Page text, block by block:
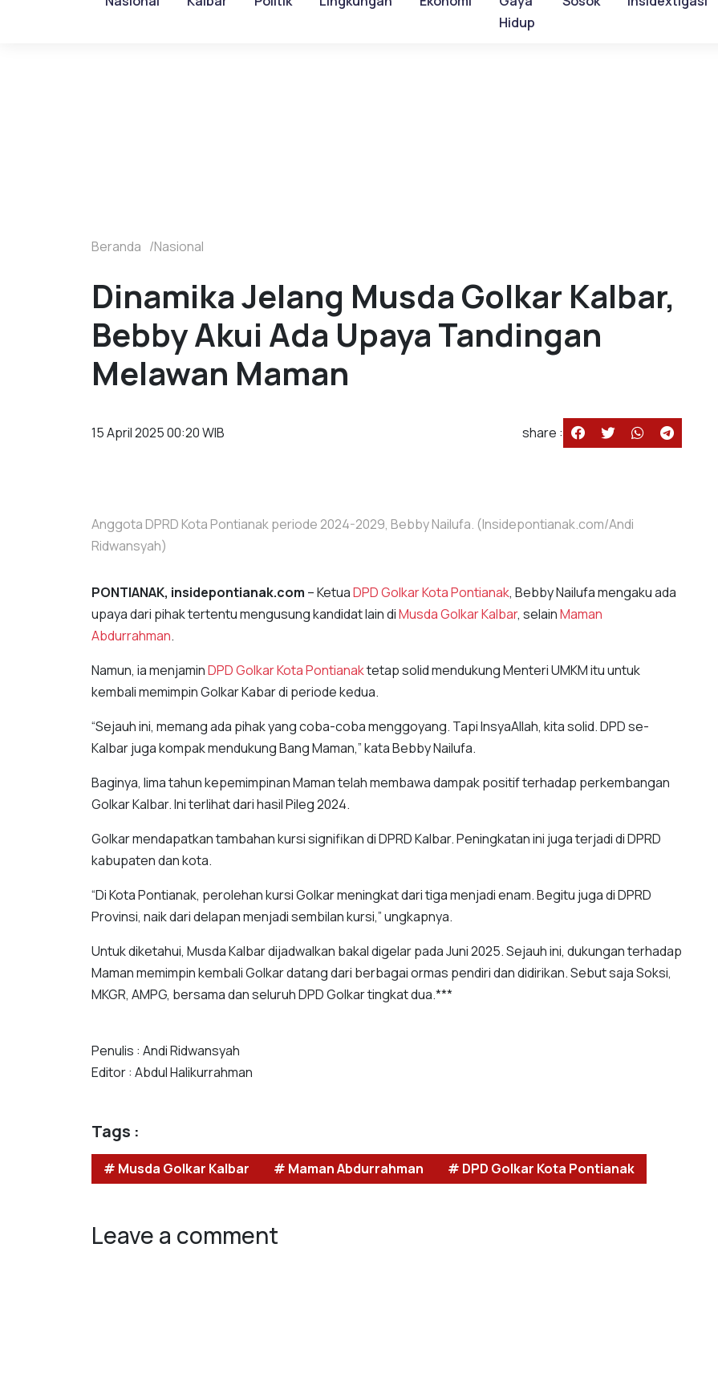
Hidup
Beranda Nasional
Dinamika Jelang Musda Golkar Kalbar,
Bebby Akui Ada Upaya Tandingan
Melawan Maman
15 April 2025 00:20 WIB share :
Anggota DPRD Kota Pontianak periode 2024-2029, Bebby Nailufa. (Insidepontianak.com/Andi
Ridwansyah)
PONTIANAK, insidepontianak.com – KetuaDPD Golkar Kota Pontianak, Bebby Nailufa mengaku ada
upaya dari pihak tertentu mengusung kandidat lain diMusda Golkar Kalbar, selainMaman
Abdurrahman.
Namun, ia menjaminDPD Golkar Kota Pontianaktetap solid mendukung Menteri UMKM itu untuk
kembali memimpin Golkar Kabar di periode kedua.
“Sejauh ini, memang ada pihak yang coba-coba menggoyang. Tapi InsyaAllah, kita solid. DPD se-
Kalbar juga kompak mendukung Bang Maman,” kata Bebby Nailufa.
Baginya, lima tahun kepemimpinan Maman telah membawa dampak positif terhadap perkembangan
Golkar Kalbar. Ini terlihat dari hasil Pileg 2024.
Golkar mendapatkan tambahan kursi signifikan di DPRD Kalbar. Peningkatan ini juga terjadi di DPRD
kabupaten dan kota.
“Di Kota Pontianak, perolehan kursi Golkar meningkat dari tiga menjadi enam. Begitu juga di DPRD
Provinsi, naik dari delapan menjadi sembilan kursi,” ungkapnya.
Untuk diketahui, Musda Kalbar dijadwalkan bakal digelar pada Juni 2025. Sejauh ini, dukungan terhadap
Maman memimpin kembali Golkar datang dari berbagai ormas pendiri dan didirikan. Sebut saja Soksi,
MKGR, AMPG, bersama dan seluruh DPD Golkar tingkat dua.***
Penulis : Andi Ridwansyah
Editor : Abdul Halikurrahman
Tags :
# Musda Golkar Kalbar # Maman Abdurrahman # DPD Golkar Kota Pontianak
Leave a comment